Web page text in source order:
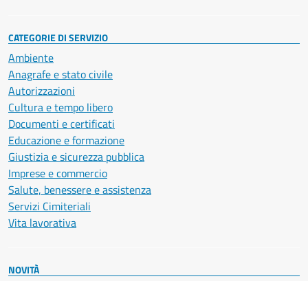
CATEGORIE DI SERVIZIO
Ambiente
Anagrafe e stato civile
Autorizzazioni
Cultura e tempo libero
Documenti e certificati
Educazione e formazione
Giustizia e sicurezza pubblica
Imprese e commercio
Salute, benessere e assistenza
Servizi Cimiteriali
Vita lavorativa
NOVITÀ